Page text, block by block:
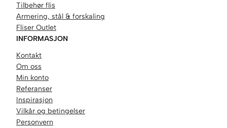
Tilbehør flis
Armering, stål & forskaling
Fliser Outlet
INFORMASJON
Kontakt
Om oss
Min konto
Referanser
Inspirasjon
Vilkår og betingelser
Personvern